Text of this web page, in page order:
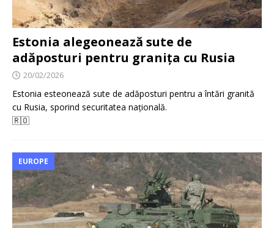
Estonia alegeonează sute de
adăposturi pentru granița cu Rusia
20/02/2026
Estonia esteonează sute de adăposturi pentru a întări granită
cu Rusia, sporind securitatea națională.
🇷🇴
EUROPE